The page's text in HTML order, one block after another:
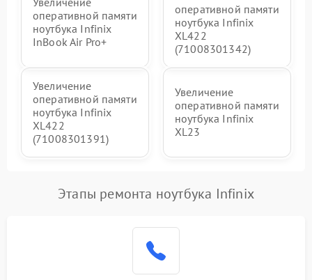
оперативной памяти
ноутбука Infinix
InBook Air Pro+
оперативной памяти
ноутбука Infinix
XL422
(71008301342)
Увеличение
оперативной памяти
ноутбука Infinix
XL422
(71008301391)
Увеличение
оперативной памяти
ноутбука Infinix
XL23
Этапы ремонта ноутбука Infinix